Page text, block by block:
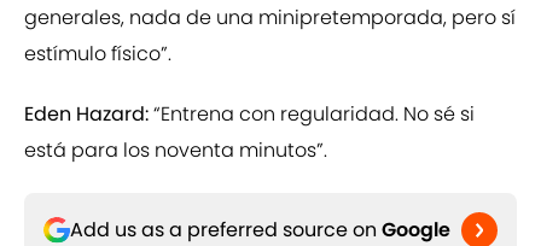
generales, nada de una minipretemporada, pero sí
estímulo físico”.
Eden Hazard:“Entrena con regularidad. No sé si
está para los noventa minutos”.
Add us as a preferred source on Google